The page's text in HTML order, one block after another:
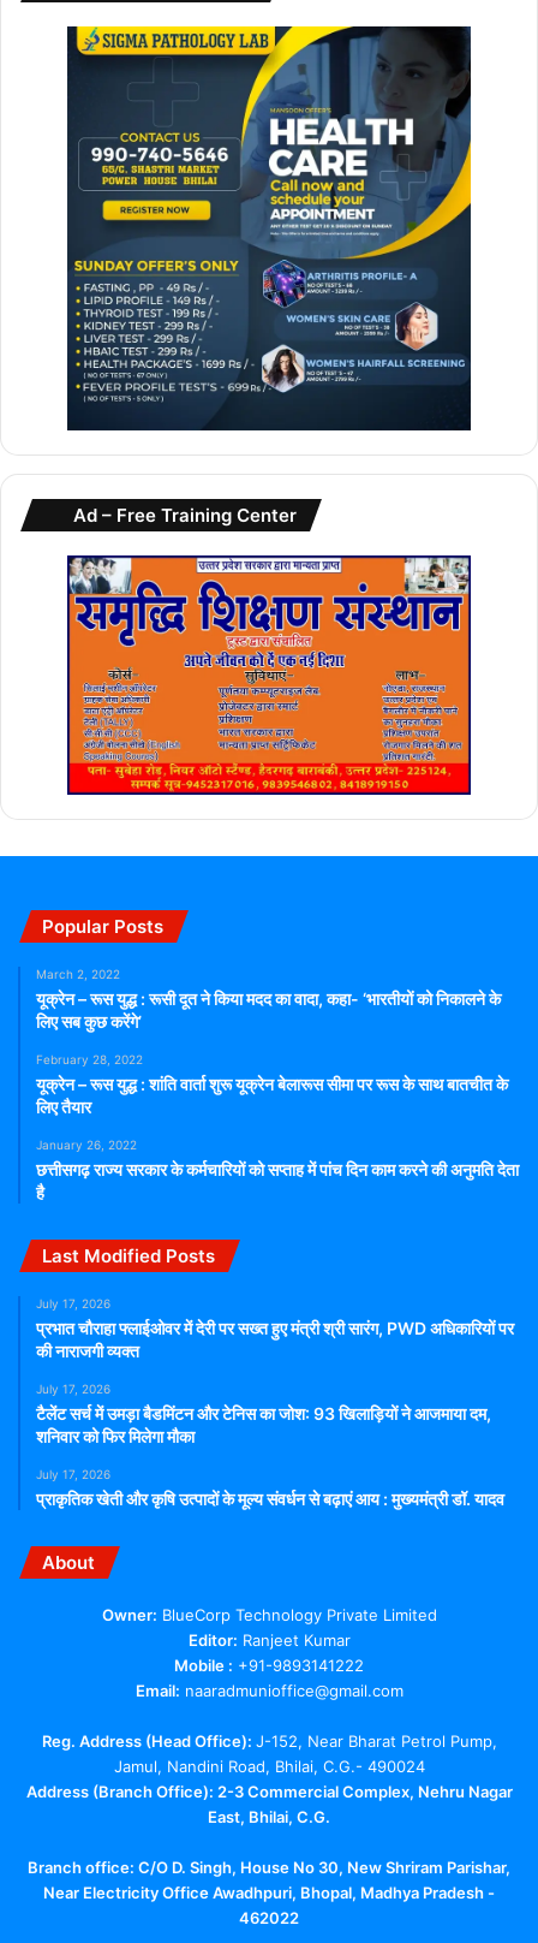
Ad – Free Training Center
Popular Posts
March 2, 2022
यूक्रेन – रूस युद्ध : रूसी दूत ने किया मदद का वादा, कहा- ‘भारतीयों को निकालने के
लिए सब कुछ करेंगे’
February 28, 2022
यूक्रेन – रूस युद्ध : शांति वार्ता शुरू यूक्रेन बेलारूस सीमा पर रूस के साथ बातचीत के
लिए तैयार
January 26, 2022
छत्तीसगढ़ राज्य सरकार के कर्मचारियों को सप्ताह में पांच दिन काम करने की अनुमति देता
है
Last Modified Posts
July 17, 2026
प्रभात चौराहा फ्लाईओवर में देरी पर सख्त हुए मंत्री श्री सारंग, PWD अधिकारियों पर
की नाराजगी व्यक्त
July 17, 2026
टैलेंट सर्च में उमड़ा बैडमिंटन और टेनिस का जोश: 93 खिलाड़ियों ने आजमाया दम,
शनिवार को फिर मिलेगा मौका
July 17, 2026
प्राकृतिक खेती और कृषि उत्पादों के मूल्य संवर्धन से बढ़ाएं आय : मुख्यमंत्री डॉ. यादव
About
Owner: BlueCorp Technology Private Limited
Editor: Ranjeet Kumar
Mobile : +91-9893141222
Email: naaradmunioffice@gmail.com
Reg. Address (Head Office): J-152, Near Bharat Petrol Pump,
Jamul, Nandini Road, Bhilai, C.G.- 490024
Address (Branch Office): 2-3 Commercial Complex, Nehru Nagar
East, Bhilai, C.G.
Branch office: C/O D. Singh, House No 30, New Shriram Parishar,
Near Electricity Office Awadhpuri, Bhopal, Madhya Pradesh -
462022